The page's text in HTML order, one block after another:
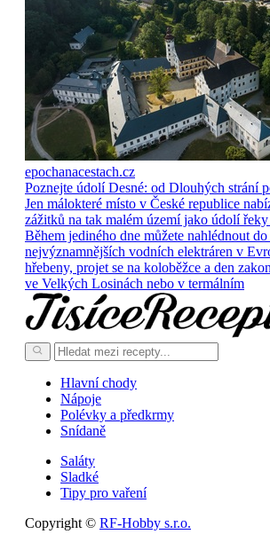
epochanacestach.cz
Poznejte údolí Desné: od Dlouhých strání
Jen málokteré místo v České republice
zážitků na tak malém území jako údolí
Během jediného dne můžete nahlédnout
nejvýznamnějších vodních elektráren v
hřebeny, projet se na koloběžce a den
ve Velkých Losinách nebo v termálním
Hlavní chody
Nápoje
Polévky a předkrmy
Snídaně
Saláty
Sladké
Tipy pro vaření
Copyright © RF-Hobby s.r.o.